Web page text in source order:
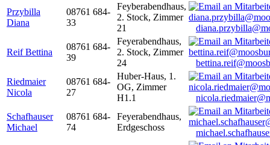
Przybilla
Diana
08761 684-
33
Feyberabendhaus,
2. Stock, Zimmer
21
Reif Bettina
08761 684-
39
Feyerabendhaus,
2. Stock, Zimmer
24
Riedmaier
Nicola
08761 684-
27
Huber-Haus, 1.
OG, Zimmer
H1.1
Schafhauser
Michael
08761 684-
74
Feyerabendhaus,
Erdgeschoss